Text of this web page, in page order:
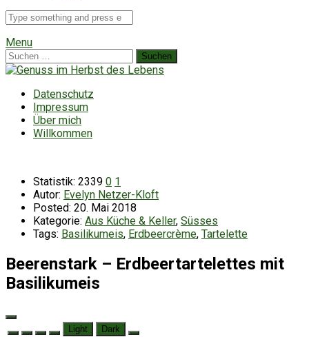
Suche
für
Menu
Suchen
nach:
Datenschutz
Impressum
Über mich
Willkommen
Statistik: 2339 0 1
Autor: Evelyn Netzer-Kloft
Posted: 20. Mai 2018
Kategorie: Aus Küche & Keller, Süsses
Tags: Basilikumeis, Erdbeercrème, Tartelette
Beerenstark – Erdbeertartelettes mit
Basilikumeis
Light Dark